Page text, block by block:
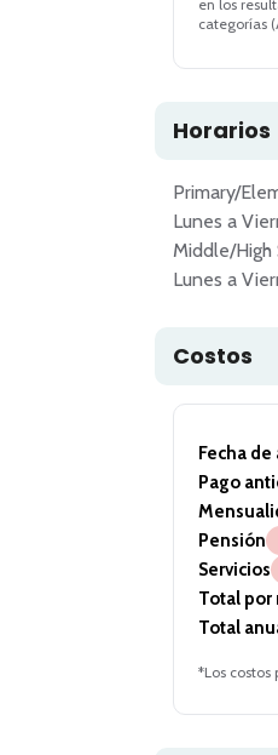
en los
categorías
Horarios
Primary/
Lunes a
Middle/High
Lunes a
Costos
Fecha
Pago
Pensión
Servicios
Total por
Total
*Los